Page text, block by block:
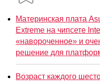
Материнская плата
Extreme на чипсете
«навороченное» и
решение для
Возраст каждого